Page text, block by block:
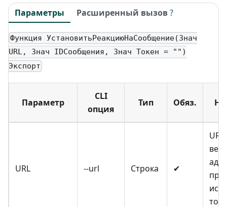
Параметры Расширенный вызов?
Функция УстановитьРеакциюНаСообщение(Знач
URL, Знач IDСообщения, Знач Токен = "")
Экспорт
Параметр
CLI
опция
Тип Обяз.
URL --url Строка ✔
при